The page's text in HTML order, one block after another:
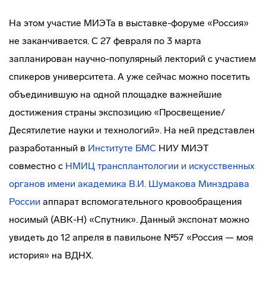
На этом участие МИЭТа в выставке-форуме «Россия»
не заканчивается. С 27 февраля по 3 марта
запланирован научно-популярный лекторий с участием
спикеров университета. А уже сейчас можно посетить
объединившую на одной площадке важнейшие
достижения страны экспозицию «Просвещение/
Десятилетие науки и технологий». На ней представлен
разработанный в Институте БМС НИУ МИЭТ
совместно с НМИЦ трансплантологии и искусственных
органов имени академика В.И. Шумакова Минздрава
России аппарат вспомогательного кровообращения
носимый (АВК-Н) «Спутник». Данный экспонат можно
увидеть до 12 апреля в павильоне №57 «Россия — моя
история» на ВДНХ.